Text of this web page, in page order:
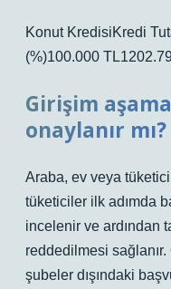
Konut KredisiKredi
(%)100.000
Girişim
onaylanır mı?
Araba, ev veya
tüketiciler ilk adımda
incelenir ve ardından
reddedilmesi
şubeler dışındaki